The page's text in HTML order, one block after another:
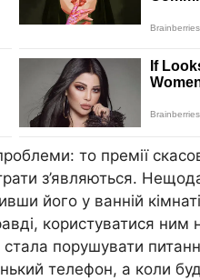
то премії
з’являються.
його у ванній
користуватися ним
порушувати
телефон, а коли